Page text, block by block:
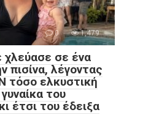
0 1,479
χλεύασε σε ένα
πισίνα, λέγοντας
ελκυστική
του
έτσι του έδειξα